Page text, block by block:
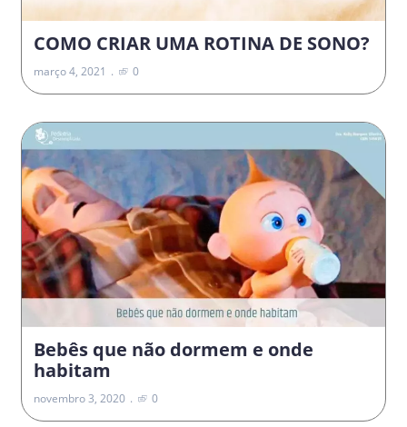
COMO CRIAR UMA ROTINA DE SONO?
março 4, 2021 0
Bebês que não dormem e onde
habitam
novembro 3, 2020 0